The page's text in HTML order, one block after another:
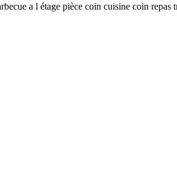
a l étage pièce coin cuisine coin